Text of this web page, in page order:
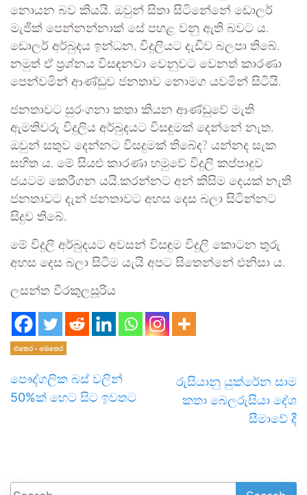
නොයන බව කියයි. ඔවුන් සිතා සිටිනේනේ ඩොලර්
මැජික් පෙන්නන්නාක් සේ පහළ වනු ඇති බවට ය.
ඩොලර් අර්බුදය ඉන්ධන, විදුලියට දැඩිව බලපා තිබේ.
නමුත් ඒ ප්‍රශ්නය විසඳනවා වෙනුවට වෙනත් කාරණා
පෙන්වමින් ආණ්ඩුව ජනතාව නොමග යවමින් සිටියි.
ජනතාවට සුරංගනා කතා කියන ආණ්ඩුවේ මැති
ඇමතිවරු විදුලිය අර්බුදයට විසඳුමක් දෙන්නේ නැත.
ඔවුන් සතුව දෙන්නට විසදුමක් තිබේද? යන්නද සැක
සහිත ය. මේ සියළු කාරණා හමුවේ විදුලි කප්පාදුව
ජයටම කෙරීගන යයි.කරන්නට අන් කිසිම දෙයක් නැති
ජනතාවට දැන් ජනතාවට අහස දෙස බලා සිටින්නට
සිදුව තිබේ.
මේ විදුලි අර්බුදයට අවසන් විසඳුම විදුලි කොටන තුරු
අහස දෙස බලා සිටීම යැයි අපට සිතෙන්නේ එනිසා ය.
ලසන්ත වීරකුලසූරිය
එතෙර - මෙතෙර
පෞද්ගලික බස් වලින්
50%ක් හෙට සිට ඉවතට
රුසියානු යුක්රේන සාම
කතා බෙලරුසියා දේශ
සීමාවේ දී